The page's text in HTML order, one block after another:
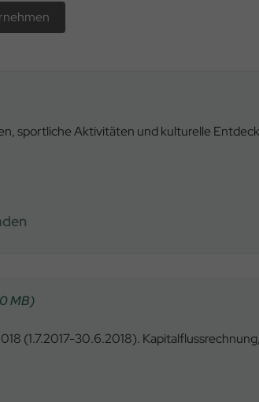
sportliche Aktivitäten und kulturelle
MB)
(1.7.2017-30.6.2018).